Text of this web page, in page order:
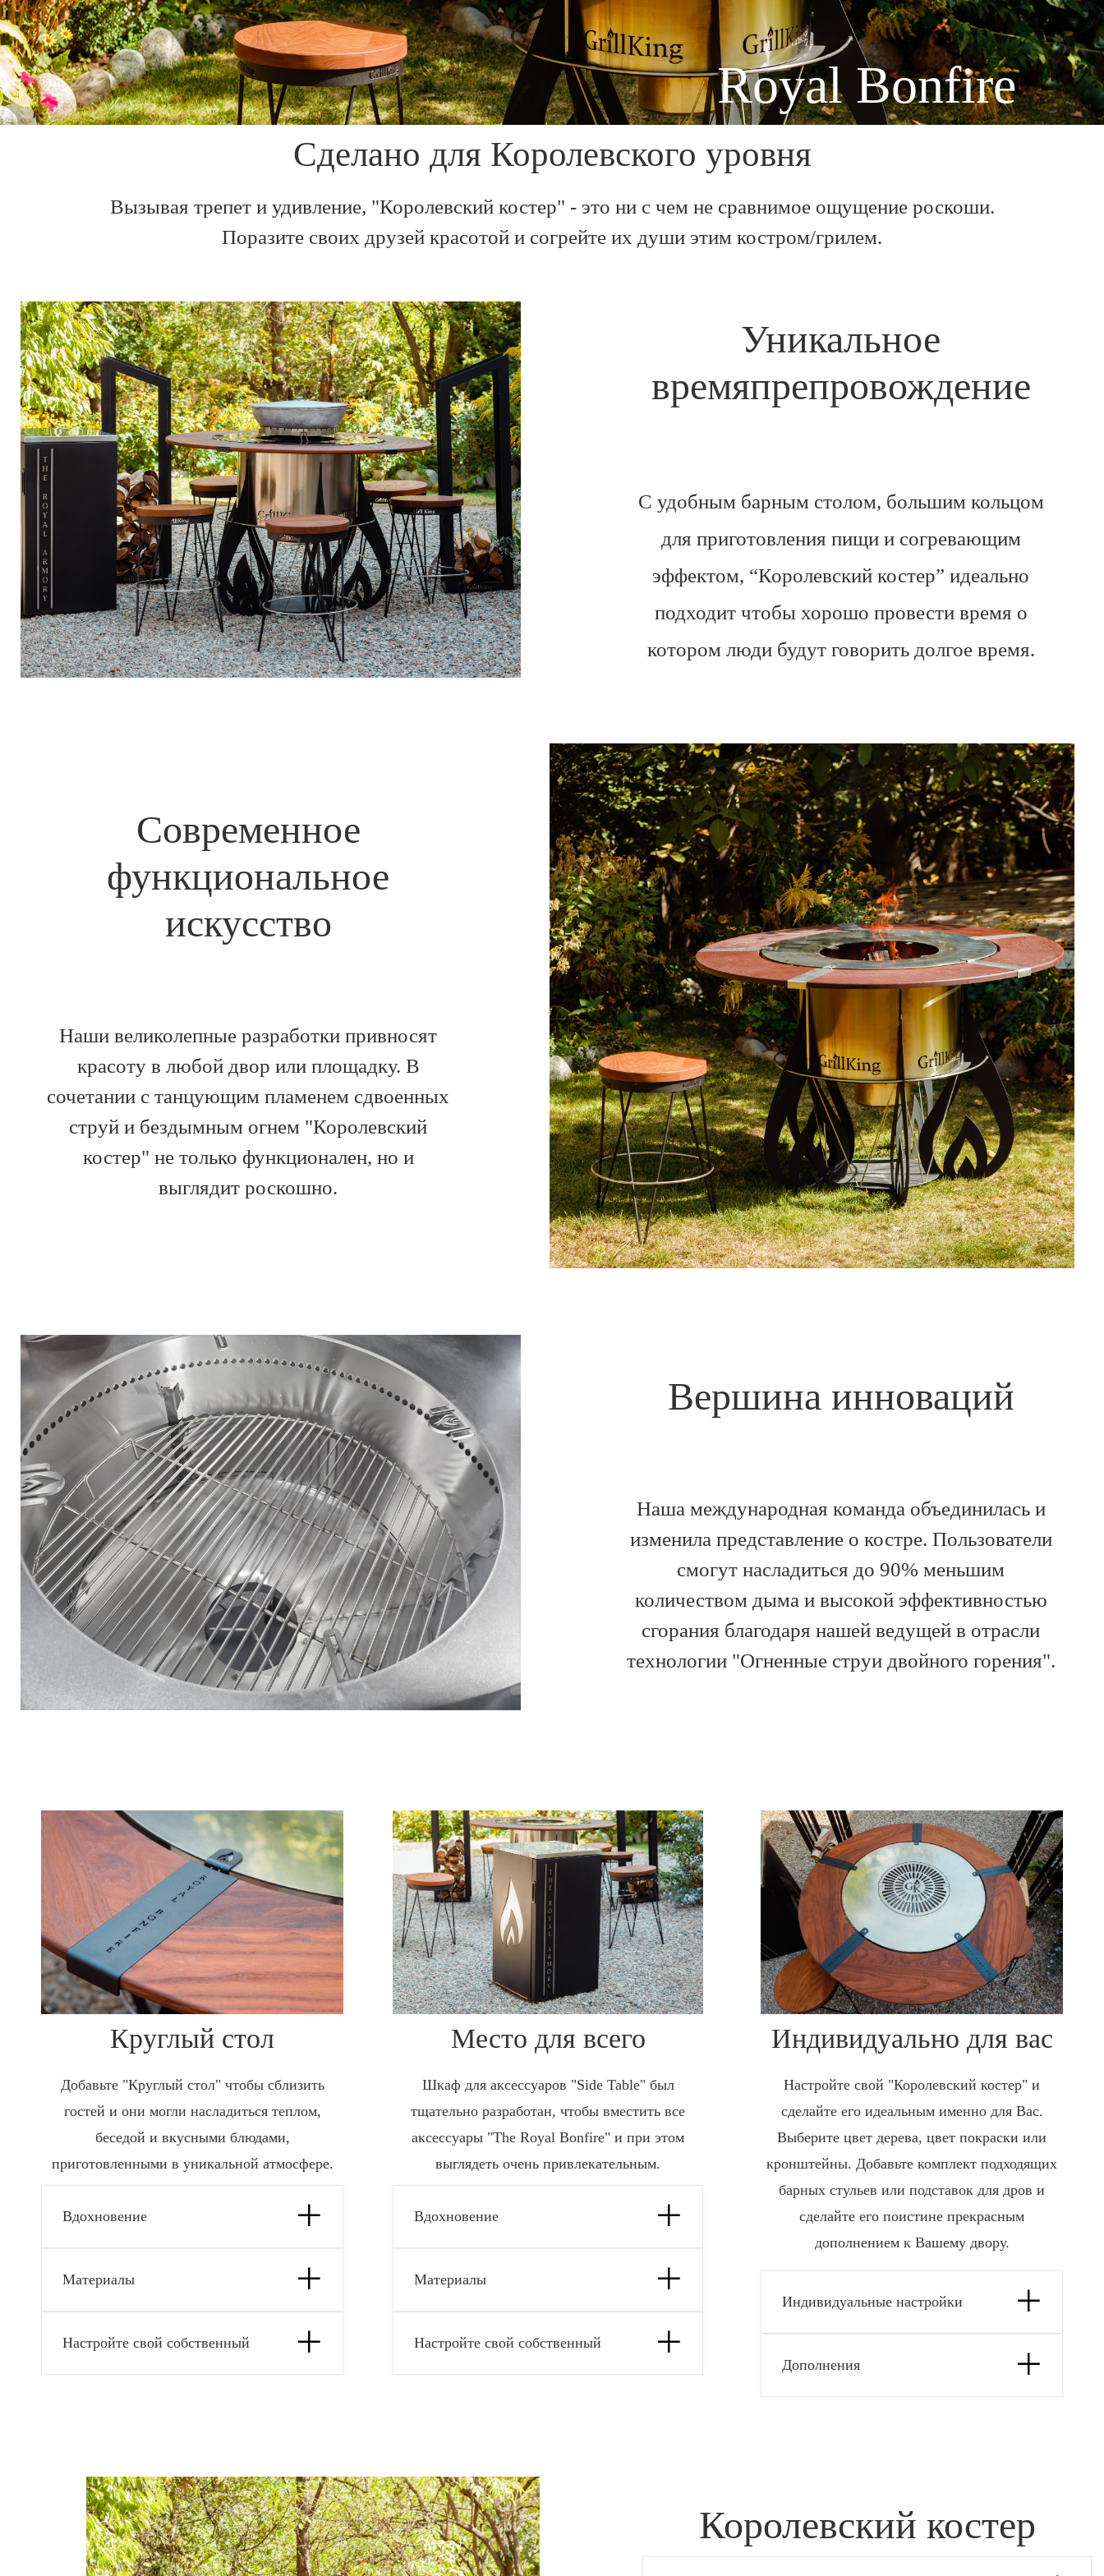
Royal Bonfire
Сделано для Королевского уровня
Вызывая трепет и удивление, "Королевский костер" - это ни с чем не сравнимое ощущение роскоши.
Поразите своих друзей красотой и согрейте их души этим костром/грилем.
Уникальное
времяпрепровождение
С удобным барным столом, большим кольцом
для приготовления пищи и согревающим
эффектом, “Королевский костер” идеально
подходит чтобы хорошо провести время о
котором люди будут говорить долгое время.
Современное
функциональное
искусство
Наши великолепные разработки привносят
красоту в любой двор или площадку. В
сочетании с танцующим пламенем сдвоенных
струй и бездымным огнем "Королевский
костер" не только функционален, но и
выглядит роскошно.
Вершина инноваций
Наша международная команда объединилась и
изменила представление о костре. Пользователи
смогут насладиться до 90% меньшим
количеством дыма и высокой эффективностью
сгорания благодаря нашей ведущей в отрасли
технологии "Огненные струи двойного горения".
Круглый стол
Добавьте "Круглый стол" чтобы сблизить
гостей и они могли насладиться теплом,
беседой и вкусными блюдами,
приготовленными в уникальной атмосфере.
Вдохновение
Материалы
Настройте свой собственный
Место для всего
Шкаф для аксессуаров "Side Table" был
тщательно разработан, чтобы вместить все
аксессуары "The Royal Bonfire" и при этом
выглядеть очень привлекательным.
Вдохновение
Материалы
Настройте свой собственный
Индивидуально для вас
Настройте свой "Королевский костер" и
сделайте его идеальным именно для Вас.
Выберите цвет дерева, цвет покраски или
кронштейны. Добавьте комплект подходящих
барных стульев или подставок для дров и
сделайте его поистине прекрасным
дополнением к Вашему двору.
Индивидуальные настройки
Дополнения
Королевский костер